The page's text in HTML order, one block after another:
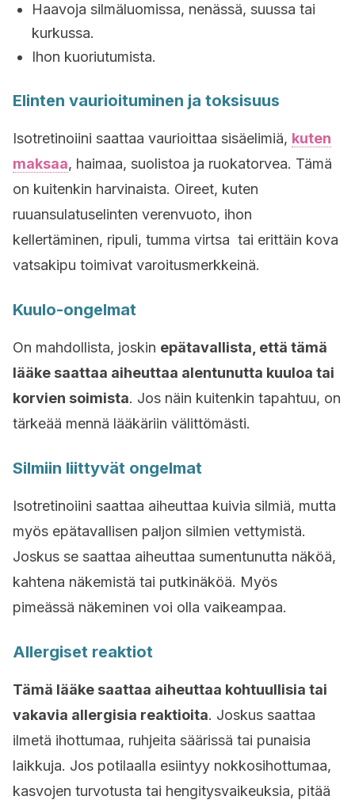
Haavoja silmäluomissa, nenässä, suussa tai
kurkussa.
Ihon kuoriutumista.
Elinten vaurioituminen ja toksisuus
Isotretinoiini saattaa vaurioittaa sisäelimiä, kuten
maksaa, haimaa, suolistoa ja ruokatorvea. Tämä
on kuitenkin harvinaista. Oireet, kuten
ruuansulatuselinten verenvuoto, ihon
kellertäminen, ripuli, tumma virtsa tai erittäin kova
vatsakipu toimivat varoitusmerkkeinä.
Kuulo-ongelmat
On mahdollista, joskin epätavallista, että tämä
lääke saattaa aiheuttaa alentunutta kuuloa tai
korvien soimista. Jos näin kuitenkin tapahtuu, on
tärkeää mennä lääkäriin välittömästi.
Silmiin liittyvät ongelmat
Isotretinoiini saattaa aiheuttaa kuivia silmiä, mutta
myös epätavallisen paljon silmien vettymistä.
Joskus se saattaa aiheuttaa sumentunutta näköä,
kahtena näkemistä tai putkinäköä. Myös
pimeässä näkeminen voi olla vaikeampaa.
Allergiset reaktiot
Tämä lääke saattaa aiheuttaa kohtuullisia tai
vakavia allergisia reaktioita. Joskus saattaa
ilmetä ihottumaa, ruhjeita säärissä tai punaisia
laikkuja. Jos potilaalla esiintyy nokkosihottumaa,
kasvojen turvotusta tai hengitysvaikeuksia, pitää